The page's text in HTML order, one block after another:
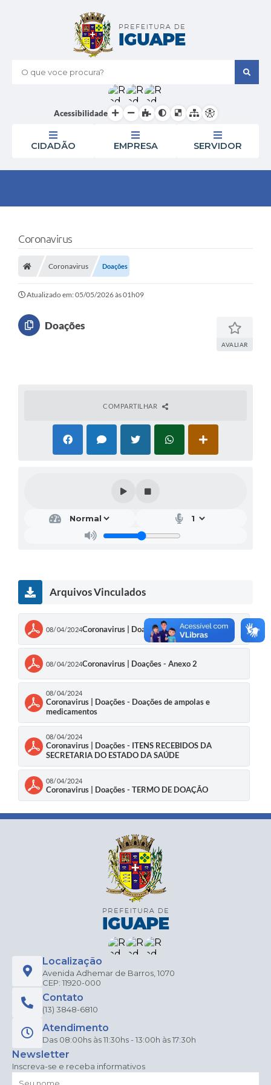
O que voce procura?
Acessibilidade
CIDADÃO EMPRESA SERVIDOR
Coronavirus
Coronavirus Doações
Atualizado em: 05/05/2026 às 01h09
Doações
AVALIAR
COMPARTILHAR
Arquivos Vinculados
08/04/2024Coronavirus | Doações - Anexo 1
08/04/2024Coronavirus | Doações - Anexo 2
08/04/2024
Coronavirus | Doações - Doações de ampolas e
medicamentos
08/04/2024
Coronavirus | Doações - ITENS RECEBIDOS DA
SECRETARIA DO ESTADO DA SAÚDE
08/04/2024
Coronavirus | Doações - TERMO DE DOAÇÃO
Localização
Avenida Adhemar de Barros, 1070
CEP: 11920-000
Contato
(13) 3848-6810
Atendimento
Das 08:00hs às 11:30hs - 13:00h às 17:30h
Newsletter
Inscreva-se e receba informativos